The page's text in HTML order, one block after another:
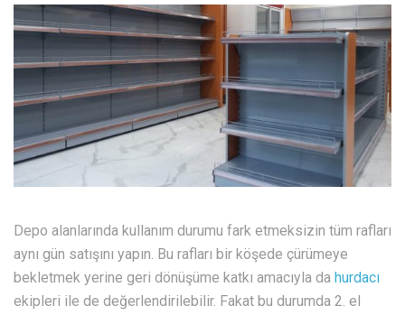
Depo alanlarında kullanım durumu fark etmeksizin tüm rafları
aynı gün satışını yapın. Bu rafları bir köşede çürümeye
bekletmek yerine geri dönüşüme katkı amacıyla da hurdacı
ekipleri ile de değerlendirilebilir. Fakat bu durumda 2. el